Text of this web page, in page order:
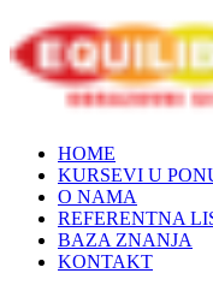
HOME
KURSEVI U
O NAMA
REFERENTNA
BAZA ZNANJA
KONTAKT